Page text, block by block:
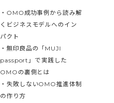
・OMO成功事例から読み解
くビジネスモデルへのイン
パクト
・無印良品の「MUJI
passport」で実践した
OMOの裏側とは
・失敗しないOMO推進体制
の作り方